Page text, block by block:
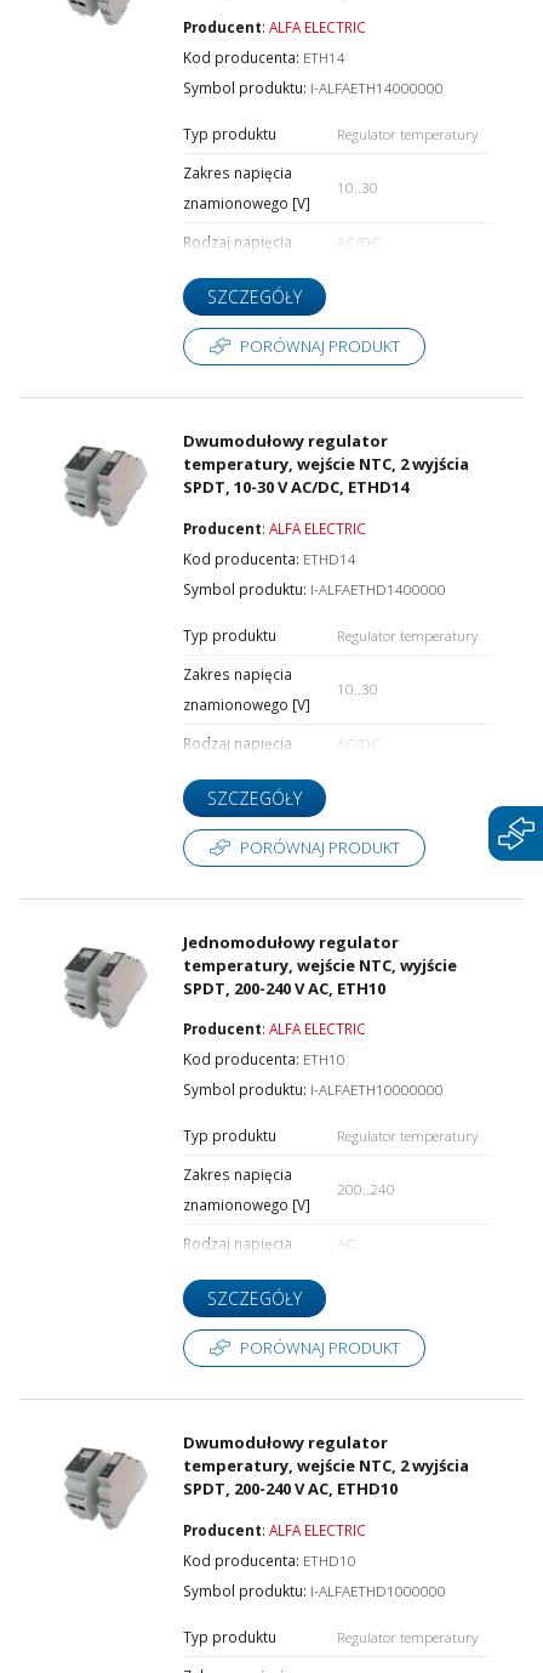
Producent:ALFA ELECTRIC
Kod producenta: ETH14
Symbol produktu: I-ALFAETH14000000
Typ produktu
Regulator temperatury
Zakres napięcia
znamionowego [V]
10..30
Rodzaj napięcia AC/DC
SZCZEGÓŁY
PORÓWNAJ PRODUKT
Dwumodułowy regulator
temperatury, wejście NTC, 2 wyjścia
SPDT, 10-30 V AC/DC, ETHD14
Producent:ALFA ELECTRIC
Kod producenta: ETHD14
Symbol produktu: I-ALFAETHD1400000
Typ produktu
Regulator temperatury
Zakres napięcia
znamionowego [V]
10..30
Rodzaj napięcia AC/DC
SZCZEGÓŁY
PORÓWNAJ PRODUKT
Jednomodułowy regulator
temperatury, wejście NTC, wyjście
SPDT, 200-240 V AC, ETH10
Producent:ALFA ELECTRIC
Kod producenta: ETH10
Symbol produktu: I-ALFAETH10000000
Typ produktu
Regulator temperatury
Zakres napięcia
znamionowego [V]
200..240
Rodzaj napięcia AC
SZCZEGÓŁY
PORÓWNAJ PRODUKT
Dwumodułowy regulator
temperatury, wejście NTC, 2 wyjścia
SPDT, 200-240 V AC, ETHD10
Producent:ALFA ELECTRIC
Kod producenta: ETHD10
Symbol produktu: I-ALFAETHD1000000
Typ produktu
Regulator temperatury